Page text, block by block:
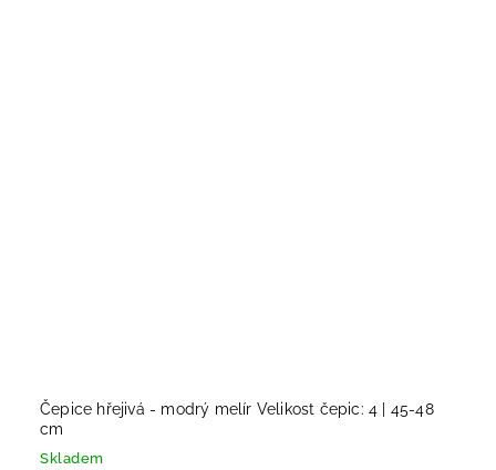
Čepice hřejivá - modrý melír Velikost čepic: 4 | 45-48
cm
Skladem